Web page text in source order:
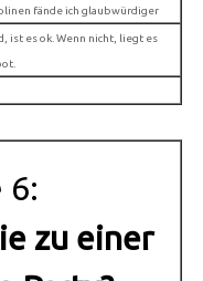
fände ich glaubwürdiger
ist es ok. Wenn nicht, liegt es
6:
zu einer